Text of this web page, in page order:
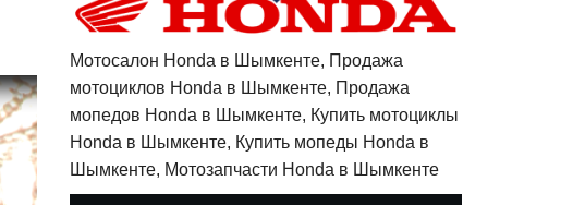
Мотосалон Honda в Шымкенте, Продажа
мотоциклов Honda в Шымкенте, Продажа
мопедов Honda в Шымкенте, Купить мотоциклы
Honda в Шымкенте, Купить мопеды Honda в
Шымкенте, Мотозапчасти Honda в Шымкенте